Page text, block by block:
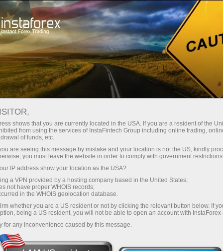
For Traders Forex Analytics Tin tức hình ảnh
shows that you are currently located in the USA. If you are a resident of the
from using the services of InstaFintech Group including online trading,
of funds, etc.
are seeing this message by mistake and your location is not the US, kindly
you must leave the website in order to comply with government
IP address show your location as the USA?
a VPN provided by a hosting company based in the United States;
not have proper WHOIS records;
in the WHOIS geolocation database.
whether you are a US resident or not by clicking the relevant button below. If
being a US resident, you will not be able to open an account with InstaForex
for any inconvenience caused by this message.